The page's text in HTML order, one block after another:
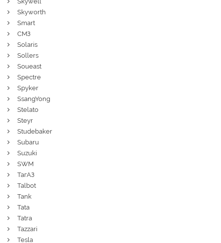
Skyworth
Smart
СМЗ
Solaris
Sollers
Soueast
Spectre
Spyker
SsangYong
Stelato
Steyr
Studebaker
Subaru
Suzuki
SWM
ТагАЗ
Talbot
Tank
Tata
Tatra
Tazzari
Tesla